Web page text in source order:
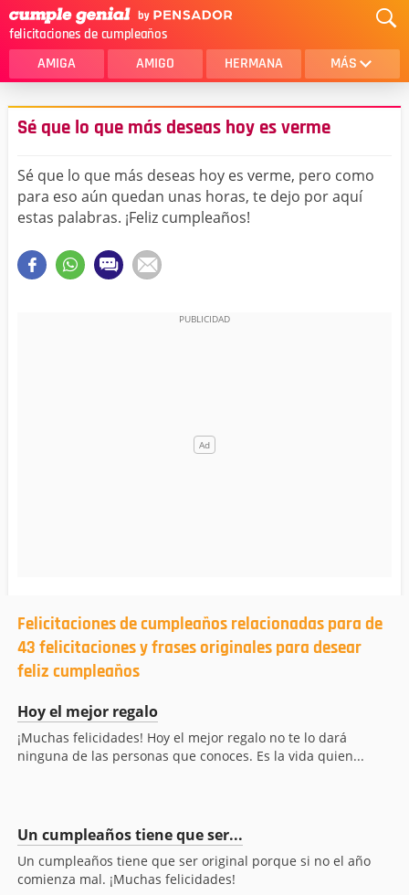
felicitaciones de cumpleaños
AMIGA AMIGO HERMANA MÁS
MAMA
AMOR
SOBRINA
HIJA
HERMANO
NOVIA
Sé que lo que más deseas hoy es verme
Sé que lo que más deseas hoy es verme, pero como
para eso aún quedan unas horas, te dejo por aquí
estas palabras. ¡Feliz cumpleaños!
Felicitaciones de cumpleaños relacionadas para de
43 felicitaciones y frases originales para desear
feliz cumpleaños
Hoy el mejor regalo
¡Muchas felicidades! Hoy el mejor regalo no te lo dará
ninguna de las personas que conoces. Es la vida quien...
Un cumpleaños tiene que ser...
Un cumpleaños tiene que ser original porque si no el año
comienza mal. ¡Muchas felicidades!